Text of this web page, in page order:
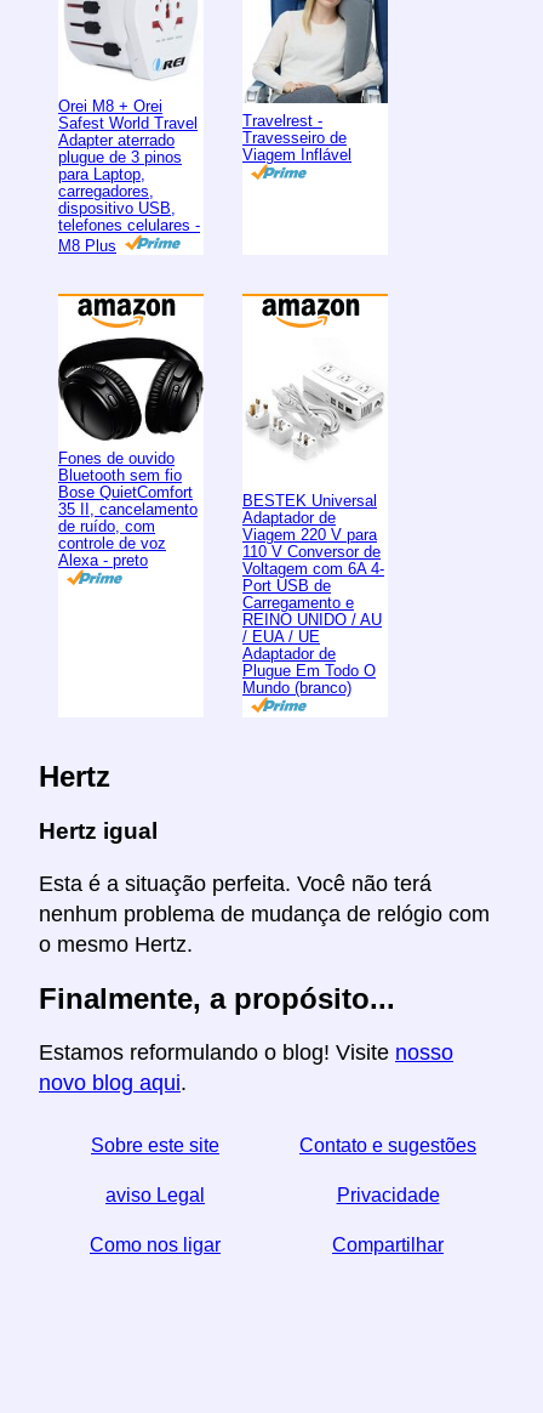
Orei M8 + Orei
Safest World Travel
Adapter aterrado
plugue de 3 pinos
para Laptop,
carregadores,
dispositivo USB,
telefones celulares -
M8 Plus
Travelrest -
Travesseiro de
Viagem Inflável
Fones de ouvido
Bluetooth sem fio
Bose QuietComfort
35 II, cancelamento
de ruído, com
controle de voz
Alexa - preto
BESTEK Universal
Adaptador de
Viagem 220 V para
110 V Conversor de
Voltagem com 6A 4-
Port USB de
Carregamento e
REINO UNIDO / AU
/ EUA / UE
Adaptador de
Plugue Em Todo O
Mundo (branco)
Hertz
Hertz igual
Esta é a situação perfeita. Você não terá
nenhum problema de mudança de relógio com
o mesmo Hertz.
Finalmente, a propósito...
Estamos reformulando o blog! Visite nosso
novo blog aqui.
Sobre este site Contato e sugestões
aviso Legal Privacidade
Como nos ligar Compartilhar